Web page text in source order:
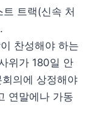
트랙(신속 처
찬성해야 하는
위가 180일 안
의에 상정해야
연말에나 가동